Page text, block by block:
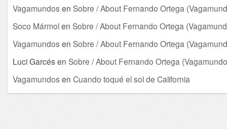
Vagamundos en Sobre / About Fernando Ortega
Soco Mármolen Sobre / About Fernando Ortega
Vagamundos en Sobre / About Fernando Ortega
Luci Garcés en Sobre / About Fernando Ortega
Vagamundos en Cuando toqué el sol de California